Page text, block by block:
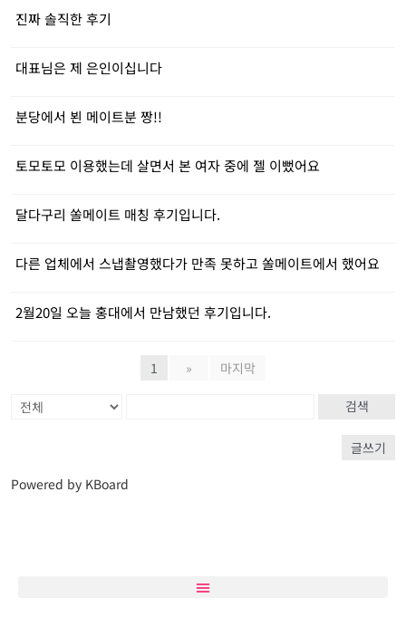
진짜 솔직한 후기
대표님은 제 은인이십니다
분당에서 뵌 메이트분 짱!!
토모토모 이용했는데 살면서 본 여자 중에 젤 이뻤어요
달다구리 쏠메이트 매칭 후기입니다.
다른 업체에서 스냅촬영했다가 만족 못하고 쏠메이트에서 했어요
2월20일 오늘 홍대에서 만남했던 후기입니다.
1 » 마지막
검색
글쓰기
Powered by KBoard